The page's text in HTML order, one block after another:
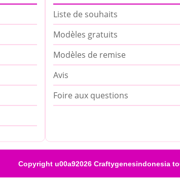
Liste de souhaits
Modèles gratuits
Modèles de remise
Avis
Foire aux questions
Copyright u00a92026 Craftygenesindonesia